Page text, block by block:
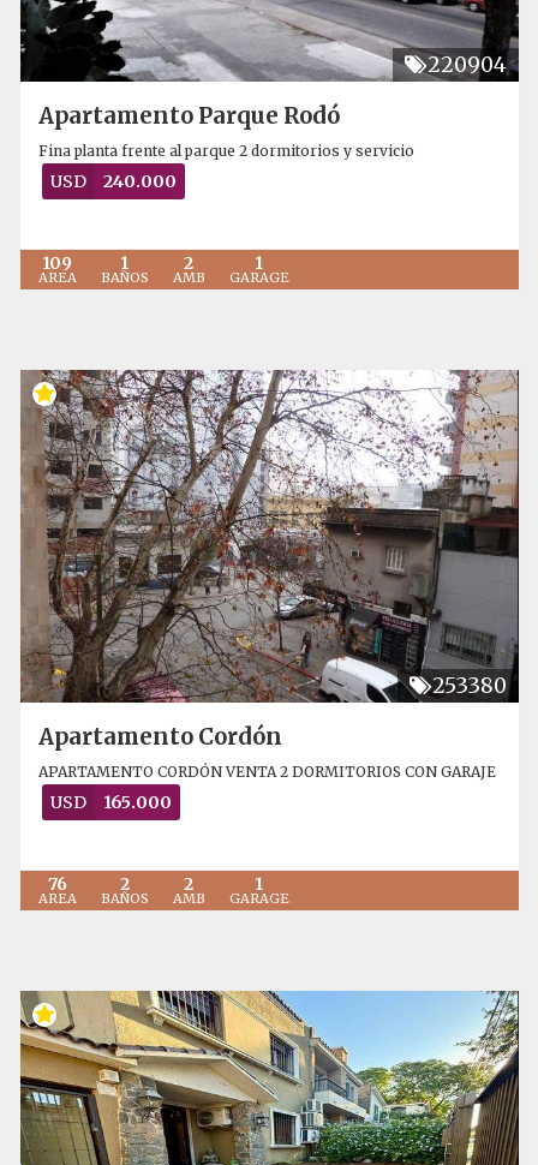
220904
Apartamento Parque Rodó
Fina planta frente al parque 2 dormitorios y servicio
USD 240.000
109
AREA
1
BAÑOS
2
AMB
1
GARAGE
253380
Apartamento Cordón
APARTAMENTO CORDÓN VENTA 2 DORMITORIOS CON GARAJE
USD 165.000
76
AREA
2
BAÑOS
2
AMB
1
GARAGE